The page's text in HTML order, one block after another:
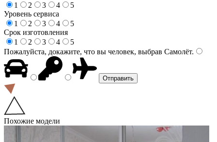
1
2 3 4
5
Уровень сервиса
1
2 3 4
5
Срок изготовления
1
2 3 4
5
Пожалуйста, докажите, что вы человек, выбрав Самолёт.
Похожие модели